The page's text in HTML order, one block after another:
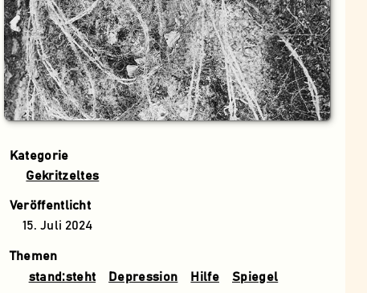
Kategorie
Gekritzeltes
Veröffentlicht
15. Juli 2024
Themen
stand:steht
Depression Hilfe
Spiegel